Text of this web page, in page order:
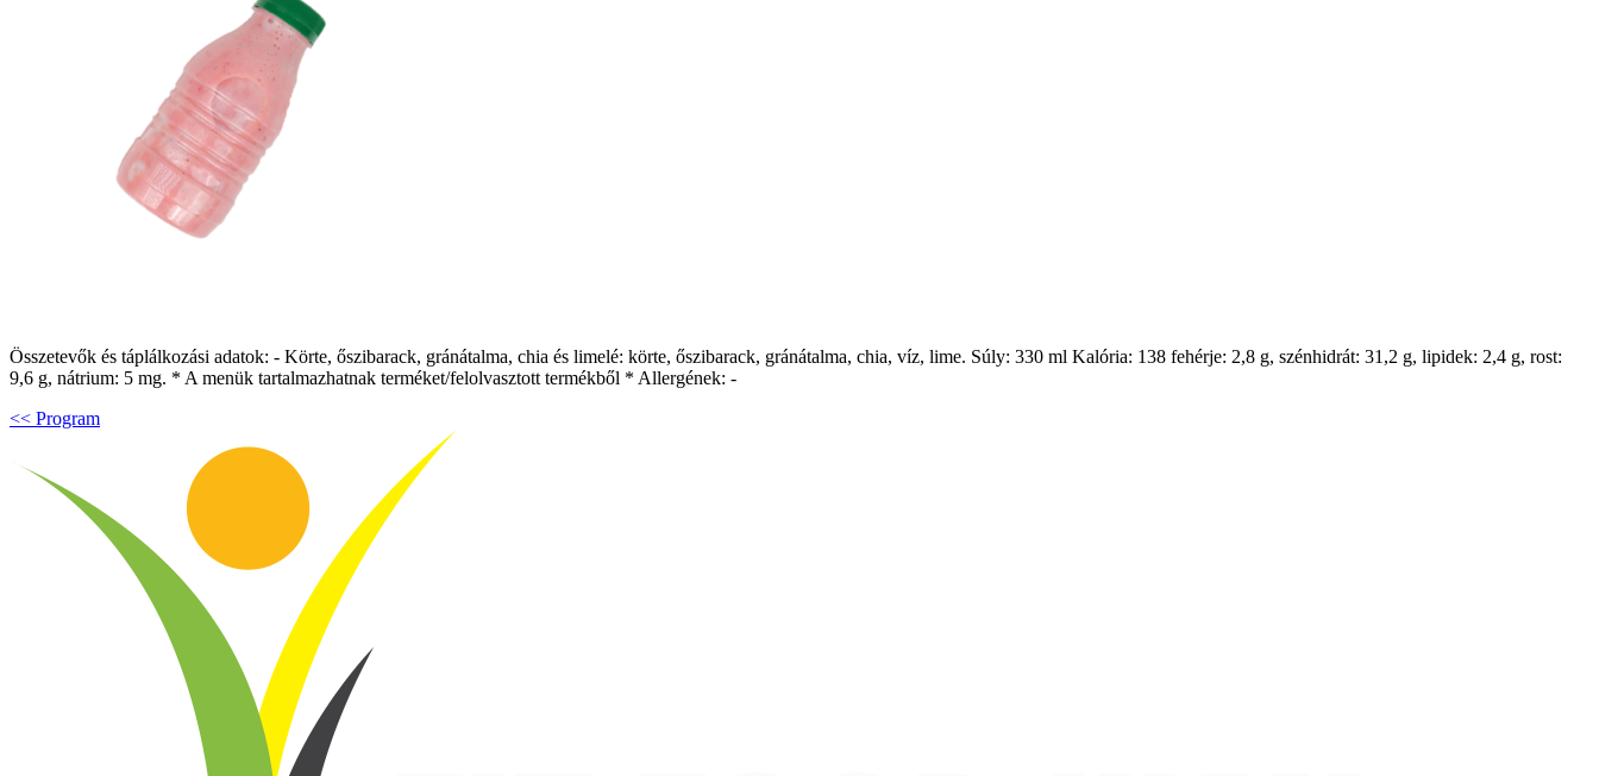
Összetevők és táplálkozási adatok: - Körte, őszibarack, gránátalma, chia és limelé: körte, őszibarack, gránátalma, chia, víz, lime. Súly: 330 ml Kalória: 138 fehérje: 2,8 g, szénhidrát: 31,2 g, lipidek: 2,4 g, rost:
9,6 g, nátrium: 5 mg. * A menük tartalmazhatnak terméket/felolvasztott termékből * Allergének: -
<< Program